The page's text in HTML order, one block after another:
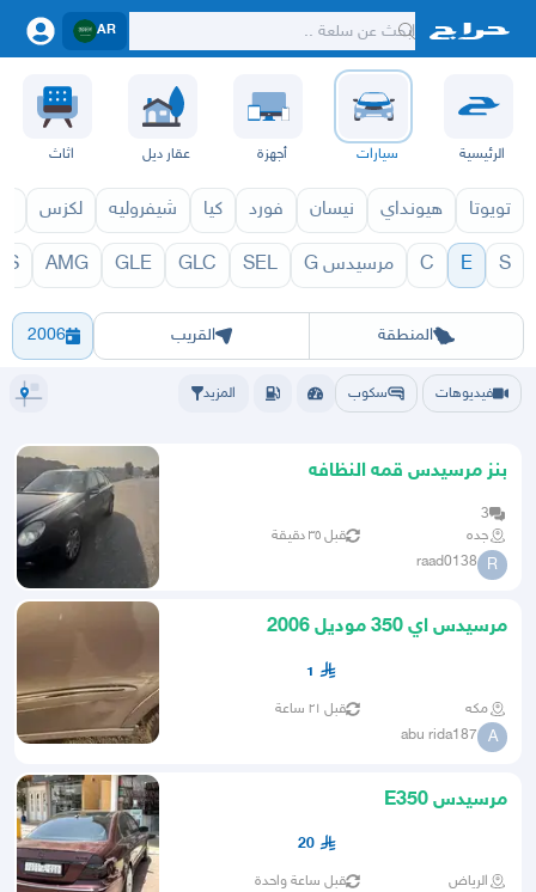
AR
الرئيسية سيارات أجهزة عقار ديل اثاث
تويوتا هيونداي نيسان فورد كيا شيفروليه لكزس
S
E
C مرسيدس G SEL
GLC
GLE
AMG
المنطقة
الرياض الشرقيهجده الطايف حائلأبها عسيرالباحة
القريب 2006
E 1970
فيديوهات سكوب المزيد
بنز مرسيدس قمه النظافه
3
جده
قبل ٣٥ دقيقة
R
raad0138
مرسيدس اي 350 موديل 2006
1
مكه قبل ٢١ ساعة
A
abu rida187
مرسيدس E350
20
الرياض قبل ساعة واحدة